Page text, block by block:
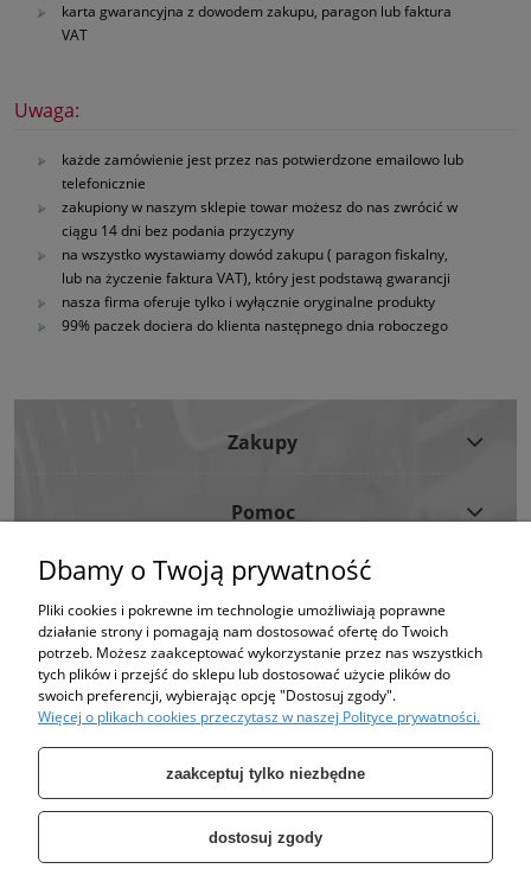
karta gwarancyjna z dowodem zakupu, paragon lub faktura
VAT
Uwaga:
każde zamówienie jest przez nas potwierdzone emailowo lub
telefonicznie
zakupiony w naszym sklepie towar możesz do nas zwrócić w
ciągu 14 dni bez podania przyczyny
na wszystko wystawiamy dowód zakupu ( paragon fiskalny,
lub na życzenie faktura VAT), który jest podstawą gwarancji
nasza firma oferuje tylko i wyłącznie oryginalne produkty
99% paczek dociera do klienta następnego dnia roboczego
Zakupy
Pomoc
Moje Konto
Informacje
Strona korzysta z plików cookies w celu realizacji usług i zgodnie z Polityką
Plików Cookies.
Możesz określić warunki przechowywania lub dostępu do plików cookies w
Twojej przeglądarce. (polityka prywatności)
Dbamy o Twoją prywatność
Pliki cookies i pokrewne im technologie umożliwiają poprawne
działanie strony i pomagają nam dostosować ofertę do Twoich
potrzeb. Możesz zaakceptować wykorzystanie przez nas wszystkich
tych plików i przejść do sklepu lub dostosować użycie plików do
swoich preferencji, wybierając opcję "Dostosuj zgody".
Więcej o plikach cookies przeczytasz w naszej Polityce prywatności.
zaakceptuj tylko niezbędne
dostosuj zgody